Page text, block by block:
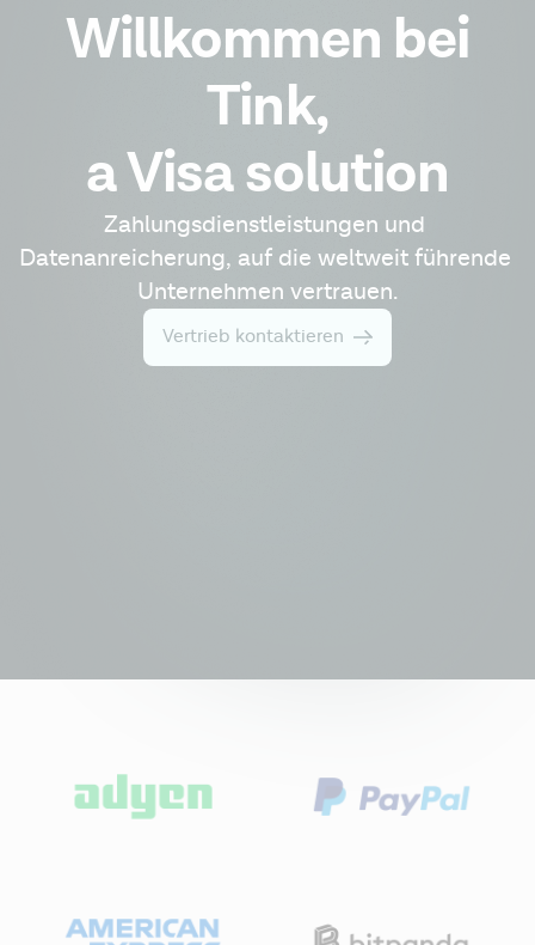
Willkommen bei
Tink,
a Visa solution
Zahlungsdienstleistungen und
Datenanreicherung, auf die weltweit führende
Unternehmen vertrauen.
Vertrieb kontaktieren